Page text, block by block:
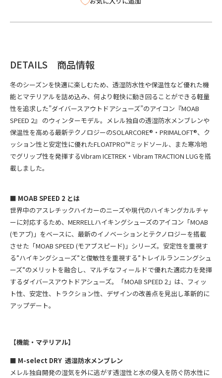
DETAILS 商品情報
冬のシーズンを快適に楽しむため、透湿防水性や保温性など優れた機
能とマテリアルを詰め込み、何より軽快に動き回ることができる軽量
性を追求した”ダイバースアウトドアシューズ”のアイコン『MOAB
SPEED 2』 のウィンターモデル。 メレル独自の透湿防水メンブレンや
保温性を高める最新テクノロジーのSOLARCORE®・PRIMALOFT®、ク
ッション性と安定性に優れたFLOATPRO™ミッドソール、また寒冷地
でグリップ性を発揮するVibram ICETREK・Vibram TRACTION LUGを搭
載しました。
■ MOAB SPEED 2 とは
世界中のアスレチックハイカーのニーズや現代のハイキングカルチャ
ーに対応するため、 MERRELLハイキングシューズのアイコン「MOAB
(モアブ) 」をベースに、最新のイノベーションとテクノロジーを搭載
させた「MOAB SPEED (モアブスピード) 」シリーズ。安定性を重視す
る”ハイキングシューズ” と俊敏性を重視する” トレイルランニングシュ
ーズ”のメリットを融合し、マルチなフィールドで優れた適応力を発揮
するダイバースアウトドアシューズ。「MOAB SPEED 2 」は、フィッ
ト性、安定性、トラクション性、デザインの改善点を見出し革新的に
アップデート。
【機能・マテリアル】
■ M-select DRY 透湿防水メンブレン
メレル独自開発の湿気を外に逃がす透湿性と水の侵入を防ぐ防水性に